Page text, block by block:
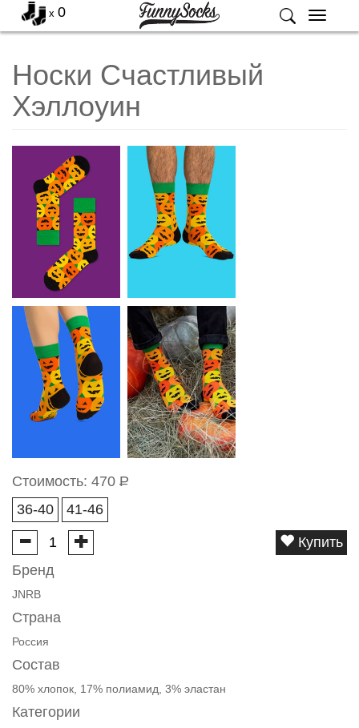
Меню
x 0
Носки Счастливый
Хэллоуин
Стоимость: 470 Р
36-40
41-46
Купить
Бренд
JNRB
Страна
Россия
Состав
80% хлопок, 17% полиамид, 3% эластан
Категории